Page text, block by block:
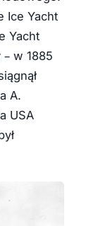
Ice Yacht
Yacht
w 1885
A.
USA